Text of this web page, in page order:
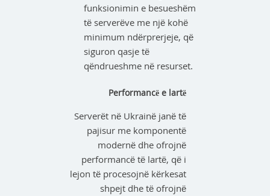
funksionimin e besueshëm
të serverëve me një kohë
minimum ndërprerjeje, që
siguron qasje të
qëndrueshme në resurset.
Performancë e lartë
Serverët në Ukrainë janë të
pajisur me komponentë
modernë dhe ofrojnë
performancë të lartë, që i
lejon të procesojnë kërkesat
shpejt dhe të ofrojnë